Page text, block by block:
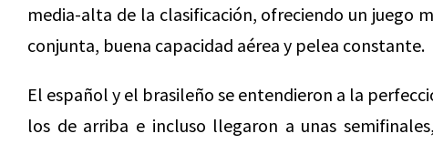
media-alta de la clasificación, ofreciendo un juego
conjunta, buena capacidad aérea y pelea constante.
El español y el brasileño se entendieron a la
los de arriba e incluso llegaron a unas